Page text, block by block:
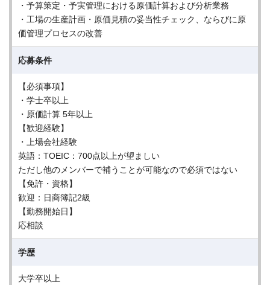
・予算策定・予実管理における原価計算および分析業務
・工場の生産計画・原価見積の妥当性チェック、ならびに原
価管理プロセスの改善
応募条件
【必須事項】
・学士卒以上
・原価計算 5年以上
【歓迎経験】
・上場会社経験
英語：TOEIC：700点以上が望ましい
ただし他のメンバーで補うことが可能なので必須ではない
【免許・資格】
歓迎：日商簿記2級
【勤務開始日】
応相談
学歴
大学卒以上